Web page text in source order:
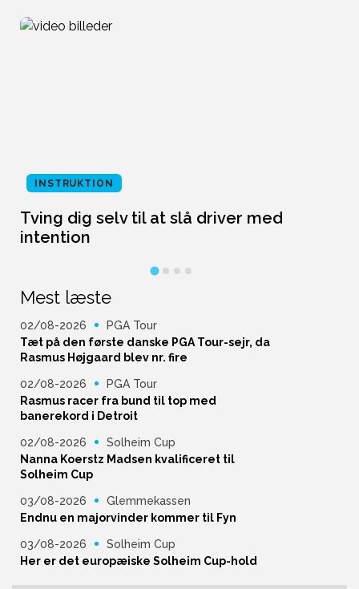
INSTRUKTION
Tving dig selv til at slå driver med
intention
Mest læste
02/08-2026
PGA Tour
Tæt på den første danske PGA Tour-sejr, da
Rasmus Højgaard blev nr. fire
02/08-2026
PGA Tour
Rasmus racer fra bund til top med
banerekord i Detroit
02/08-2026
Solheim Cup
Nanna Koerstz Madsen kvalificeret til
Solheim Cup
03/08-2026
Glemmekassen
Endnu en majorvinder kommer til Fyn
03/08-2026
Solheim Cup
Her er det europæiske Solheim Cup-hold